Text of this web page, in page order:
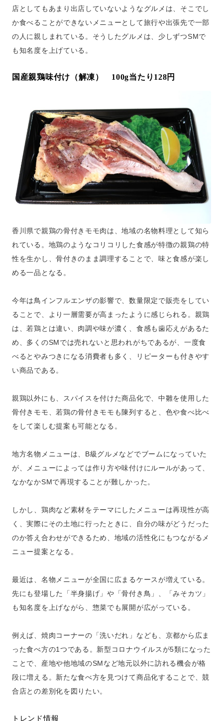
店としてもあまり出店していないようなグルメは、そこでし
か食べることができないメニューとして旅行や出張先で一部
の人に親しまれている。そうしたグルメは、少しずつSMで
も知名度を上げている。
国産親鶏味付け（解凍） 100g当たり128円
香川県で親鶏の骨付きモモ肉は、地域の名物料理として知ら
れている。地鶏のようなコリコリした食感が特徴の親鶏の特
性を生かし、骨付きのまま調理することで、味と食感が楽し
める一品となる。
今年は鳥インフルエンザの影響で、数量限定で販売をしてい
ることで、より一層需要が高まったように感じられる。親鶏
は、若鶏とは違い、肉調や味が濃く、食感も歯応えがあるた
め、多くのSMでは売れないと思われがちであるが、一度食
べるとやみつきになる消費者も多く、リピーターも付きやす
い商品である。
親鶏以外にも、スパイスを付けた商品化で、中雛を使用した
骨付きモモ、若鶏の骨付きモモも陳列すると、色や食べ比べ
をして楽しむ提案も可能となる。
地方名物メニューは、B級グルメなどでブームになっていた
が、メニューによっては作り方や味付けにルールがあって、
なかなかSMで再現することが難しかった。
しかし、鶏肉など素材をテーマにしたメニューは再現性が高
く、実際にその土地に行ったときに、自分の味がどうだった
のか答え合わせができるため、地域の活性化にもつながるメ
ニュー提案となる。
最近は、名物メニューが全国に広まるケースが増えている。
先にも登場した「半身揚げ」や「骨付き鳥」、「みそカツ」
も知名度を上げながら、惣菜でも展開が広がっている。
例えば、焼肉コーナーの「洗いだれ」なども、京都から広ま
った食べ方の1つである。新型コロナウイルスが5類になった
ことで、産地や他地域のSMなど地元以外に訪れる機会が格
段に増える。新たな食べ方を見つけて商品化することで、競
合店との差別化を図りたい。
トレンド情報